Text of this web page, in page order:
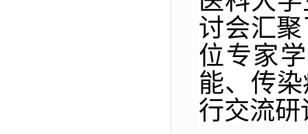
讨会汇
位专家
能、传
行交流研